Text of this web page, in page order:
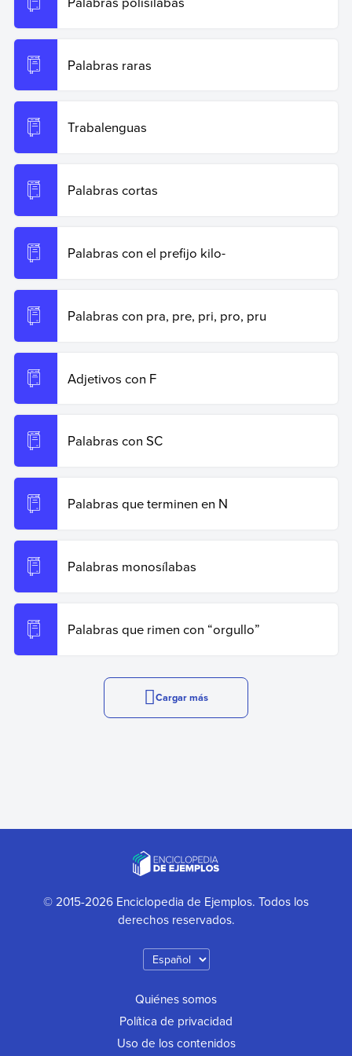
Palabras raras
Trabalenguas
Palabras cortas
Palabras con el prefijo kilo-
Palabras con pra, pre, pri, pro, pru
Adjetivos con F
Palabras con SC
Palabras que terminen en N
Palabras monosílabas
Palabras que rimen con “orgullo”
Cargar más
© 2015-2026 Enciclopedia de Ejemplos. Todos los
derechos reservados.
Quiénes somos
Política de privacidad
Uso de los contenidos